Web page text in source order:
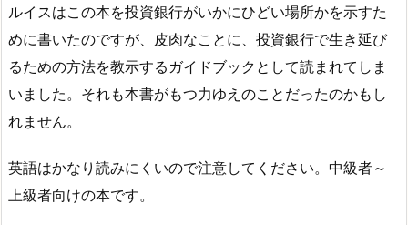
ルイスはこの本を投資銀行がいかにひどい場所かを示すた
めに書いたのですが、皮肉なことに、投資銀行で生き延び
るための方法を教示するガイドブックとして読まれてしま
いました。それも本書がもつ力ゆえのことだったのかもし
れません。
英語はかなり読みにくいので注意してください。中級者～
上級者向けの本です。